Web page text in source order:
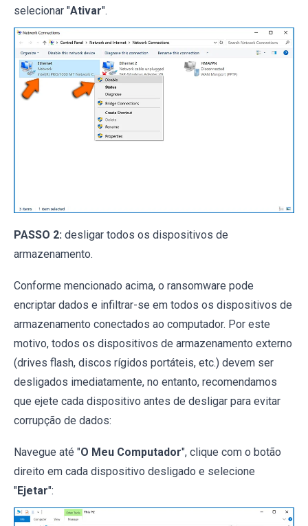
selecionar "Ativar".
PASSO 2: desligar todos os dispositivos de
armazenamento.
Conforme mencionado acima, o ransomware pode
encriptar dados e infiltrar-se em todos os dispositivos de
armazenamento conectados ao computador. Por este
motivo, todos os dispositivos de armazenamento externo
(drives flash, discos rígidos portáteis, etc.) devem ser
desligados imediatamente, no entanto, recomendamos
que ejete cada dispositivo antes de desligar para evitar
corrupção de dados:
Navegue até "O Meu Computador", clique com o botão
direito em cada dispositivo desligado e selecione
"Ejetar":